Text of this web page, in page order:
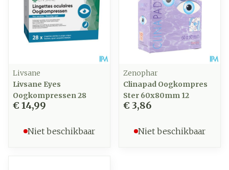
Livsane
Livsane Eyes
Oogkompressen 28
€ 14,99
Niet beschikbaar
Zenophar
Clinapad Oogkompres
Ster 60x80mm 12
€ 3,86
Niet beschikbaar